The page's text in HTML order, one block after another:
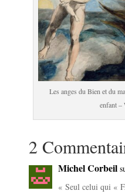
Les anges du Bien et du
enfant –
2
Michel Corbeil
« Seul celui qui «